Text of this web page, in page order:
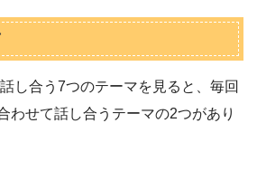
し合う7つのテーマを見ると、毎回
わせて話し合うテーマの2つがあり